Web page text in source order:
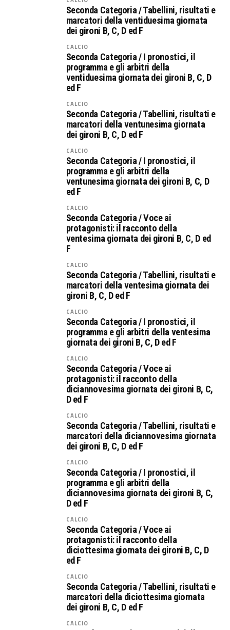
Seconda Categoria / Tabellini, risultati e
marcatori della ventiduesima giornata
dei gironi B, C, D ed F
CALCIO
Seconda Categoria / I pronostici, il
programma e gli arbitri della
ventiduesima giornata dei gironi B, C, D
ed F
CALCIO
Seconda Categoria / Tabellini, risultati e
marcatori della ventunesima giornata
dei gironi B, C, D ed F
CALCIO
Seconda Categoria / I pronostici, il
programma e gli arbitri della
ventunesima giornata dei gironi B, C, D
ed F
CALCIO
Seconda Categoria / Voce ai
protagonisti: il racconto della
ventesima giornata dei gironi B, C, D ed
F
CALCIO
Seconda Categoria / Tabellini, risultati e
marcatori della ventesima giornata dei
gironi B, C, D ed F
CALCIO
Seconda Categoria / I pronostici, il
programma e gli arbitri della ventesima
giornata dei gironi B, C, D ed F
CALCIO
Seconda Categoria / Voce ai
protagonisti: il racconto della
diciannovesima giornata dei gironi B, C,
D ed F
CALCIO
Seconda Categoria / Tabellini, risultati e
marcatori della diciannovesima giornata
dei gironi B, C, D ed F
CALCIO
Seconda Categoria / I pronostici, il
programma e gli arbitri della
diciannovesima giornata dei gironi B, C,
D ed F
CALCIO
Seconda Categoria / Voce ai
protagonisti: il racconto della
diciottesima giornata dei gironi B, C, D
ed F
CALCIO
Seconda Categoria / Tabellini, risultati e
marcatori della diciottesima giornata
dei gironi B, C, D ed F
CALCIO